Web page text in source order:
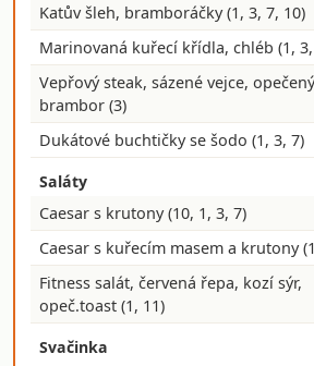
Katův šleh, bramboráčky(1, 3, 7, 10)
Marinovaná kuřecí křídla, chléb(1,
Vepřový steak, sázené vejce,
brambor(3)
Dukátové buchtičky se šodo(1, 3, 7)
Saláty
Caesar s krutony(10, 1, 3, 7)
Caesar s kuřecím masem a krutony
Fitness salát, červená řepa, kozí sýr,
opeč.toast(1, 11)
Svačinka